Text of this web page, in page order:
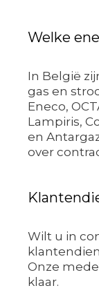
Welke
In België
gas en
Eneco,
Lampiris,
en
over
Wilt u in
Onze
klaar.